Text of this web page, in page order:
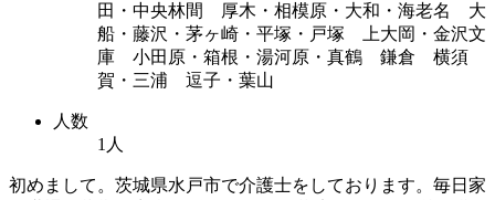
田・中央林間 厚木・相模原・大和・海老名 大
船・藤沢・茅ヶ崎・平塚・戸塚 上大岡・金沢文
庫 小田原・箱根・湯河原・真鶴 鎌倉 横須
賀・三浦 逗子・葉山
人数
1人
初めまして。茨城県水戸市で介護士をしております。毎日家